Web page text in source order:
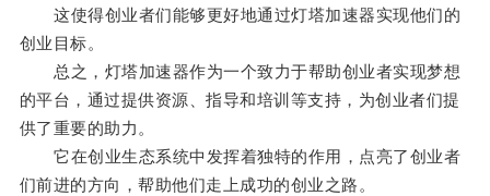
这使得创业者们能够更好地通过灯塔加速器实现他们的
创业目标。
总之，灯塔加速器作为一个致力于帮助创业者实现梦想
的平台，通过提供资源、指导和培训等支持，为创业者们提
供了重要的助力。
它在创业生态系统中发挥着独特的作用，点亮了创业者
们前进的方向，帮助他们走上成功的创业之路。